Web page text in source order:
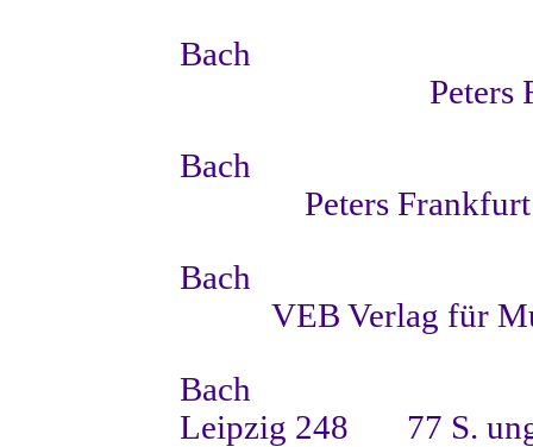
Bach
Peters
Bach
Peters Frankfurt
Bach
VEB Verlag für
Bach
Leipzig 248
77 S.